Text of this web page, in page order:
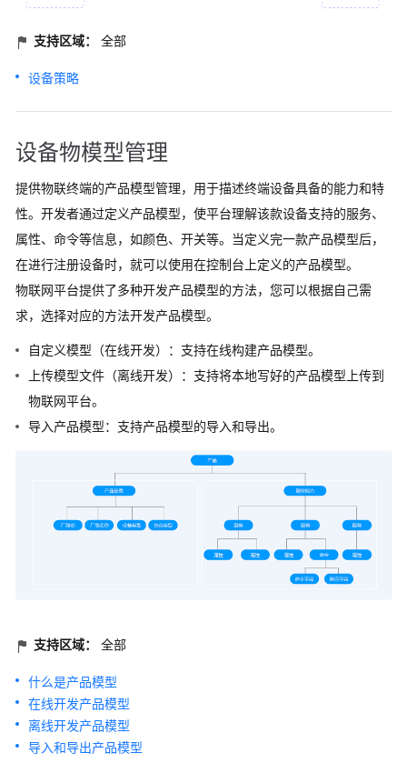
支持区域： 全部
设备策略
设备物模型管理
提供物联终端的产品模型管理，用于描述终端设备具备的能力和特
性。开发者通过定义产品模型，使平台理解该款设备支持的服务、
属性、命令等信息，如颜色、开关等。当定义完一款产品模型后，
在进行注册设备时，就可以使用在控制台上定义的产品模型。
物联网平台提供了多种开发产品模型的方法，您可以根据自己需
求，选择对应的方法开发产品模型。
自定义模型（在线开发）：支持在线构建产品模型。
上传模型文件（离线开发）：支持将本地写好的产品模型上传到
物联网平台。
导入产品模型：支持产品模型的导入和导出。
支持区域： 全部
什么是产品模型
在线开发产品模型
离线开发产品模型
导入和导出产品模型